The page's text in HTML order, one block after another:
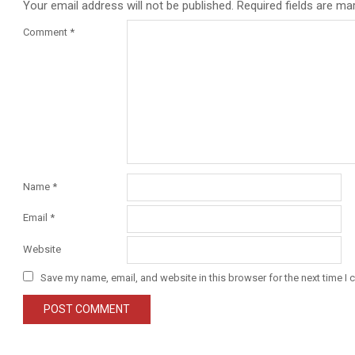
Your email address will not be published. Required fields are
Comment *
Name *
Email *
Website
Save my name, email, and website in this browser for the next time I